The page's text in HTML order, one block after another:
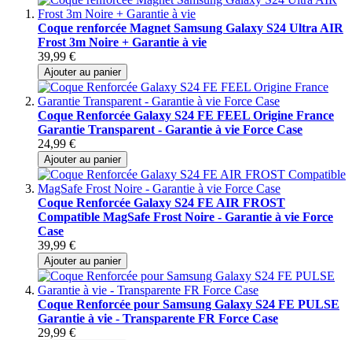
Coque renforcée Magnet Samsung Galaxy S24 Ultra AIR
Frost 3m Noire + Garantie à vie
39,99 €
Ajouter au panier
Coque Renforcée Galaxy S24 FE FEEL Origine France
Garantie Transparent - Garantie à vie Force Case
24,99 €
Ajouter au panier
Coque Renforcée Galaxy S24 FE AIR FROST
Compatible MagSafe Frost Noire - Garantie à vie Force
Case
39,99 €
Ajouter au panier
Coque Renforcée pour Samsung Galaxy S24 FE PULSE
Garantie à vie - Transparente FR Force Case
29,99 €